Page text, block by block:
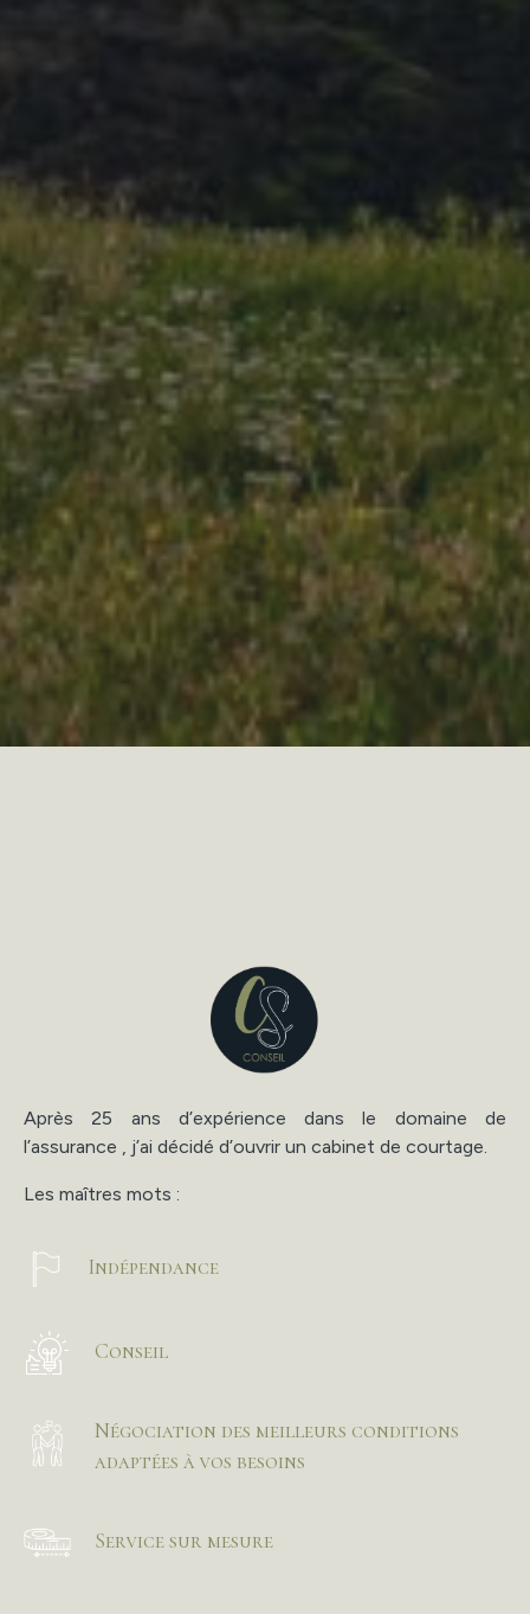
Après 25 ans d’expérience dans le domaine de
l’assurance , j’ai décidé d’ouvrir un cabinet de courtage.
Les maîtres mots :
Indépendance
Conseil
Négociation des meilleurs conditions
adaptées à vos besoins
Service sur mesure